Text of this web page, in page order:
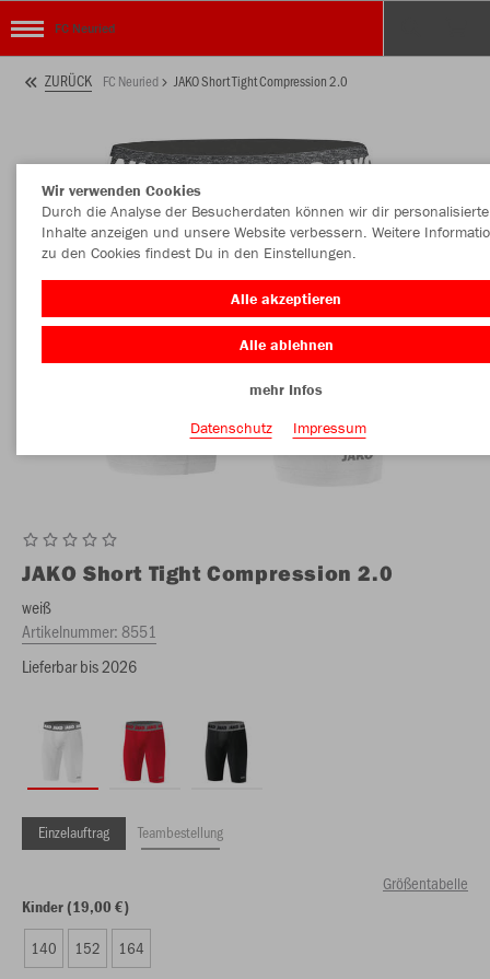
FC Neuried
ZURÜCK FC Neuried JAKO Short Tight Compression 2.0
JAKO Short Tight Compression 2.0
weiß
Artikelnummer:8551
Lieferbar bis 2026
Einzelauftrag Teambestellung
Größentabelle
Kinder (19,00 €)
140 152 164
Wir verwenden Cookies
Durch die Analyse der Besucherdaten können wir dir personalisierte
Inhalte anzeigen und unsere Website verbessern. Weitere
zu den Cookies findest Du in den Einstellungen.
Alle akzeptieren
Alle ablehnen
mehr Infos
Datenschutz
Impressum